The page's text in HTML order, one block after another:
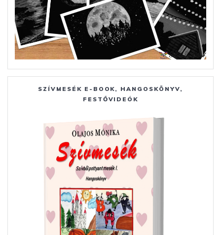
SZÍVMESÉK E-BOOK, HANGOSKÖNYV,
FESTŐVIDEÓK